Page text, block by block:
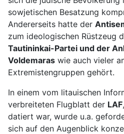
sowjetischen Besatzung
Andererseits hatte der
zum ideologischen Rüstzeug
Tautininkai-Partei und der
Voldemaras wie auch vieler
Extremistengruppen gehört.
In einem vom litauischen
verbreiteten Flugblatt der LAF
datiert war, wurde u.a.
sich auf den Augenblick